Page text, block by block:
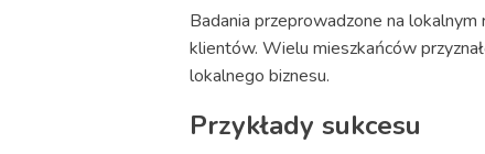
Badania przeprowadzone na
klientów. Wielu mieszkańców
lokalnego biznesu.
Przykłady sukcesu